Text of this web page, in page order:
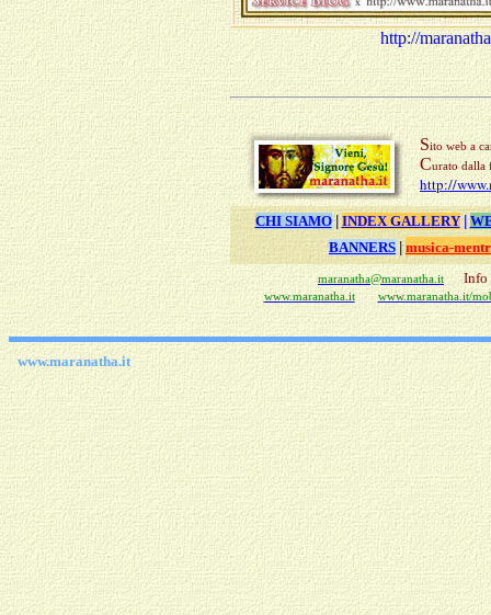
http://
Sito web a
Curato
http://
CHI SIAMO INDEX GALLERY
BANNERS musica-
maranatha@maranatha.it Info
www.maranatha.it www.maranatha.it/
www.maranatha.it